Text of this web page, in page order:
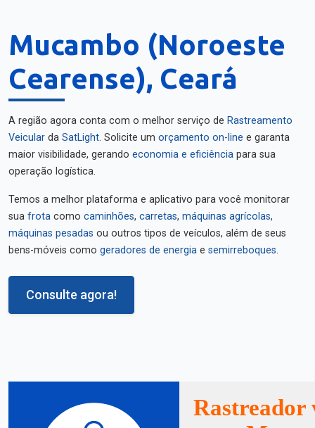
Mucambo (Noroeste
Cearense), Ceará
A região agora conta com o melhor serviço de Rastreamento
Veicular da SatLight. Solicite um orçamento on-line e garanta
maior visibilidade, gerando economia e eficiência para sua
operação logística.
Temos a melhor plataforma e aplicativo para você monitorar
sua frota como caminhões, carretas, máquinas agrícolas,
máquinas pesadas ou outros tipos de veículos, além de seus
bens-móveis como geradores de energia e semirreboques.
Consulte agora!
Rastreador